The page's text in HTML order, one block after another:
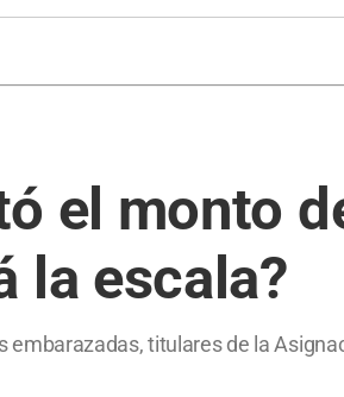
el monto
la escala?
titulares de la